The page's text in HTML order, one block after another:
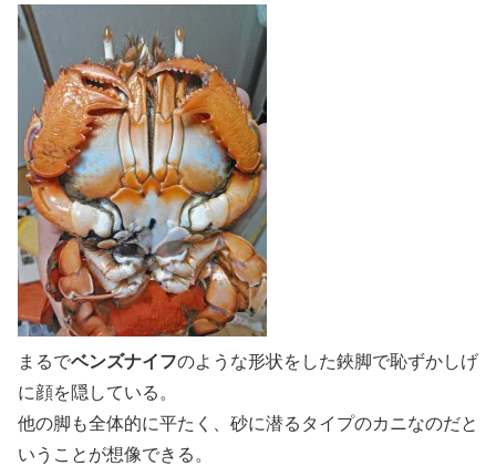
まるでベンズナイフのような形状をした鋏脚で恥ずかしげ
に顔を隠している。
他の脚も全体的に平たく、砂に潜るタイプのカニなのだと
いうことが想像できる。